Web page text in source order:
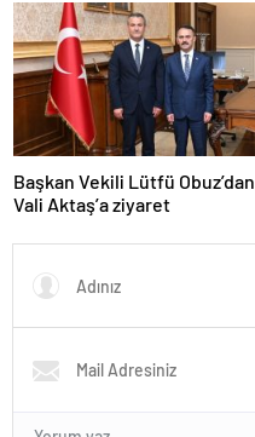
Başkan Vekili Lütfü Obuz’dan
Vali Aktaş’a ziyaret